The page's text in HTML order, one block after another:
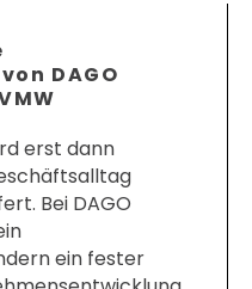
DAGO
erst dann
Bei DAGO
ein fester